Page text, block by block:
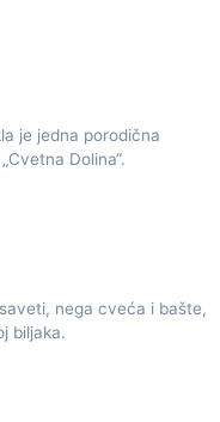
je jedna porodična
Dolina“.
nega cveća i bašte,
biljaka.